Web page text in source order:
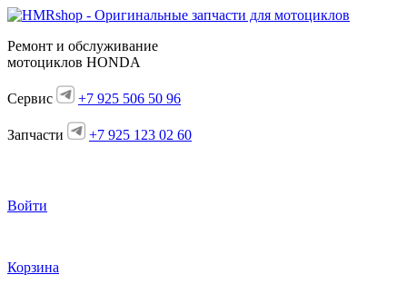
Ремонт и обслуживание
мотоциклов HONDA
Сервис +7 925 506 50 96
Запчасти +7 925 123 02 60
Войти
Корзина